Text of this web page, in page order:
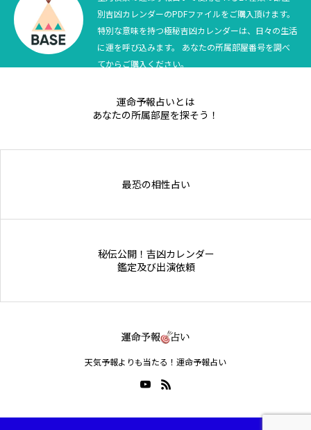
テニス四大大会・五輪
テニス四大大会・五輪
別吉凶カレンダーのPDFファイルをご購入頂けます。
特別な意味を持つ極秘吉凶カレンダーは、日々の生活
に運を呼び込みます。 あなたの所属部屋番号を調べ
てからご購入ください。
運命予報占いとは
あなたの所属部屋を探そう！
最恐の相性占い
秘伝公開！吉凶カレンダー
鑑定及び出演依頼
天気予報よりも当たる！運命予報占い